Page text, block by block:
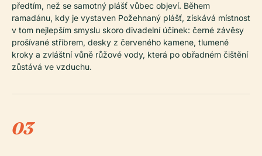
předtím, než se samotný plášť vůbec objeví. Během
ramadánu, kdy je vystaven Požehnaný plášť, získává místnost
v tom nejlepším smyslu skoro divadelní účinek: černé závěsy
prošívané stříbrem, desky z červeného kamene, tlumené
kroky a zvláštní vůně růžové vody, která po obřadném čištění
zůstává ve vzduchu.
03